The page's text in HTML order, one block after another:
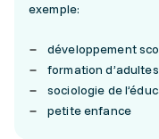
exemple:
développement
formation d’adultes
sociologie de
petite enfance